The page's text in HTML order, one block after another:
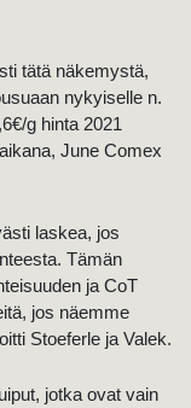
tätä näkemystä,
nykyiselle n.
g hinta 2021
June Comex
laskea, jos
Tämän
ja CoT
jos näemme
Stoeferle ja Valek.
jotka ovat vain